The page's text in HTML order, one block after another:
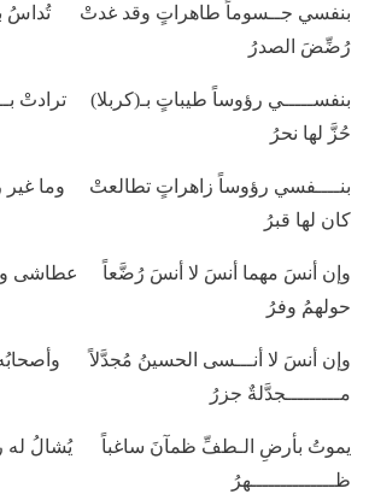
بنفسي جــسوماً طاهراتٍ وقد غدتْ تُداسُ
رُضِّضَ الصدرُ
بنفســـــي رؤوساً طيباتٍ بـ(كربلا) ترادتْ
حُزَّ لها نحرُ
بنــــفسي رؤوساً زاهراتٍ تطالعتْ وما غير
كان لها قبرُ
وإن أنسَ مهما أنسَ لا أنسَ رُضَّعاً عطاشى وإنَّ
حولهمُ وفرُ
وإن أنسَ لا أنـــسى الحسينُ مُجدَّلاً
مـــــــــجدَّلةٌ جزرُ
يموتُ بأرضِ الـطفِّ ظمآنَ ساغباً يُشالُ له
ظــــــــــــــهرُ